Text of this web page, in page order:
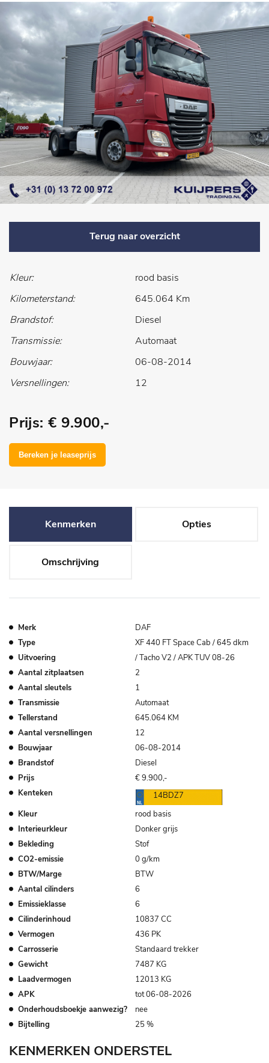
Terug naar overzicht
Kleur:
rood basis
Kilometerstand:
645.064 Km
Brandstof:
Diesel
Transmissie:
Automaat
Bouwjaar:
06-08-2014
Versnellingen:
12
Prijs: € 9.900,-
Kenmerken Opties
Omschrijving
Merk
DAF
Type
XF 440 FT Space Cab / 645 dkm
Uitvoering
/ Tacho V2 / APK TUV 08-26
Aantal zitplaatsen
2
Aantal sleutels
1
Transmissie
Automaat
Tellerstand
645.064 KM
Aantal versnellingen
12
Bouwjaar
06-08-2014
Brandstof
Diesel
Prijs
€ 9.900,-
Kenteken
14BDZ7
Kleur
rood basis
Interieurkleur
Donker grijs
Bekleding
Stof
CO2-emissie
0 g/km
BTW/Marge
BTW
Aantal cilinders
6
Emissieklasse
6
Cilinderinhoud
10837 CC
Vermogen
436 PK
Carrosserie
Standaard trekker
Gewicht
7487 KG
Laadvermogen
12013 KG
APK
tot 06-08-2026
Onderhoudsboekje aanwezig?
nee
Bijtelling
25 %
KENMERKEN ONDERSTEL